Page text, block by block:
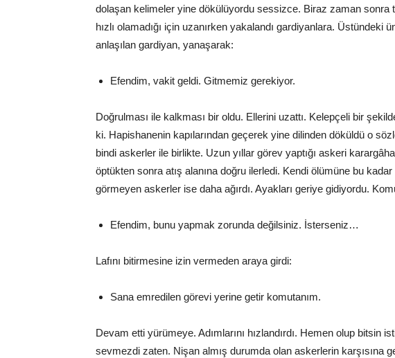
dolaşan kelimeler yine dökülüyordu sessizce. Biraz zaman sonra
hızlı olamadığı için uzanırken yakalandı gardiyanlara. Üstündeki
anlaşılan gardiyan, yanaşarak:
Efendim, vakit geldi. Gitmemiz gerekiyor.
Doğrulması ile kalkması bir oldu. Ellerini uzattı. Kelepçeli bir
ki. Hapishanenin kapılarından geçerek yine dilinden döküldü o
bindi askerler ile birlikte. Uzun yıllar görev yaptığı askeri karargâha
öptükten sonra atış alanına doğru ilerledi. Kendi ölümüne bu
görmeyen askerler ise daha ağırdı. Ayakları geriye gidiyordu.
Efendim, bunu yapmak zorunda değilsiniz. İsterseniz…
Lafını bitirmesine izin vermeden araya girdi:
Sana emredilen görevi yerine getir komutanım.
Devam etti yürümeye. Adımlarını hızlandırdı. Hemen olup bitsin
sevmezdi zaten. Nişan almış durumda olan askerlerin karşısına